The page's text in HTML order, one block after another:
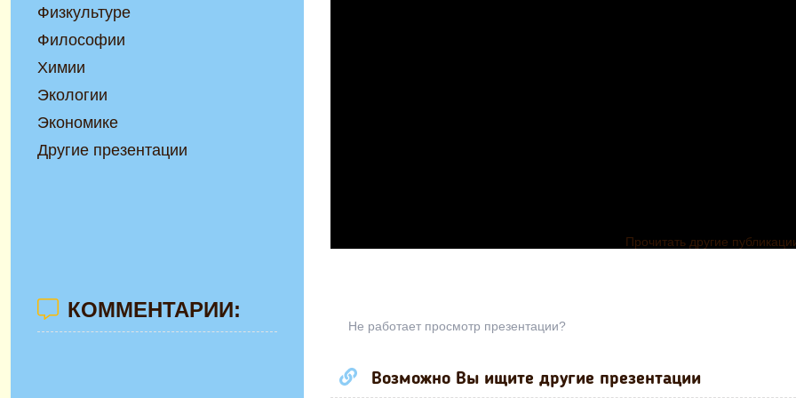
Прочитать другие
Не работает просмотр презентации?
Возможно Вы ищите другие презентации
Физкультуре
Философии
Химии
Экологии
Экономике
Другие презентации
КОММЕНТАРИИ: